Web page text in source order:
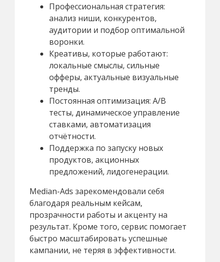
Профессиональная стратегия:
анализ ниши, конкурентов,
аудитории и подбор оптимальной
воронки.
Креативы, которые работают:
локальные смыслы, сильные
офферы, актуальные визуальные
тренды.
Постоянная оптимизация: A/B
тесты, динамическое управление
ставками, автоматизация
отчётности.
Поддержка по запуску новых
продуктов, акционных
предложений, лидогенерации.
Median-Ads зарекомендовали себя
благодаря реальным кейсам,
прозрачности работы и акценту на
результат. Кроме того, сервис помогает
быстро масштабировать успешные
кампании, не теряя в эффективности.